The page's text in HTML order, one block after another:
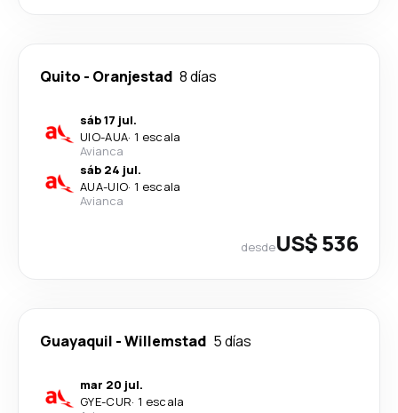
Quito - Oranjestad 8 días
sáb 17 jul.
UIO-AUA· 1 escala
Avianca
sáb 24 jul.
AUA-UIO· 1 escala
Avianca
desdeUS$ 536
Guayaquil -Willemstad 5 días
mar 20 jul.
GYE-CUR· 1 escala